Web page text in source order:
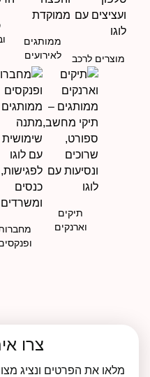
מוצרים לרכב
ממותגים
לאירועים
תיקים
וארנקים
מחברות
ופנקסים
צרו
מלאו את הפרטים ונציג